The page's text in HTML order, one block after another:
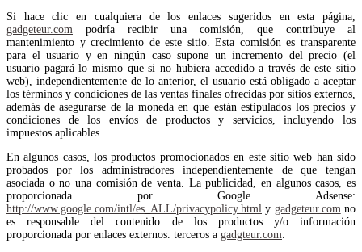
Si hace clic en cualquiera de los enlaces sugeridos en esta página,
gadgeteur.com podría recibir una comisión, que contribuye al
mantenimiento y crecimiento de este sitio. Esta comisión es transparente
para el usuario y en ningún caso supone un incremento del precio (el
usuario pagará lo mismo que si no hubiera accedido a través de este sitio
web), independientemente de lo anterior, el usuario está obligado a aceptar
los términos y condiciones de las ventas finales ofrecidas por sitios externos,
además de asegurarse de la moneda en que están estipulados los precios y
condiciones de los envíos de productos y servicios, incluyendo los
impuestos aplicables.
En algunos casos, los productos promocionados en este sitio web han sido
probados por los administradores independientemente de que tengan
asociada o no una comisión de venta. La publicidad, en algunos casos, es
proporcionada por Google Adsense:
http://www.google.com/intl/es_ALL/privacypolicy.html y gadgeteur.comno
es responsable del contenido de los productos y/o información
proporcionada por enlaces externos. terceros a gadgteur.com.